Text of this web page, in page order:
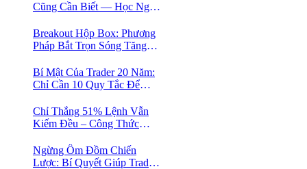
Cũng Cần Biết — Học Ngay
Trader Nhàn Mà Vẫn Ăn
Tiền
Breakout Hộp Box: Phương
Pháp Bắt Trọn Sóng Tăng
Bí Mật Của Trader 20 Năm:
Chỉ Cần 10 Quy Tắc Để
Chỉ Thắng 51% Lệnh Vẫn
Kiếm Đều – Công Thức
Lẻ Không Cần Thắng Nhiều
Lệnh
Ngừng Ôm Đồm Chiến
Lược: Bí Quyết Giúp Trader